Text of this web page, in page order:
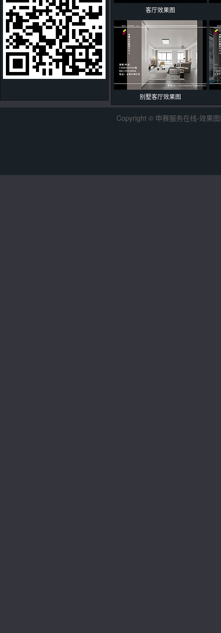
客厅效果图
别墅客厅效果图
Copyright © 申赛服务在线-效果